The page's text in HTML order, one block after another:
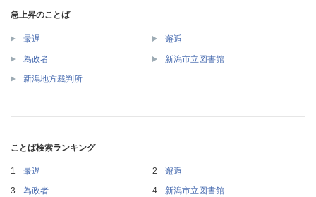
急上昇のことば
最遅 邂逅
為政者 新潟市立図書館
新潟地方裁判所
ことば検索ランキング
最遅
邂逅
為政者
新潟市立図書館